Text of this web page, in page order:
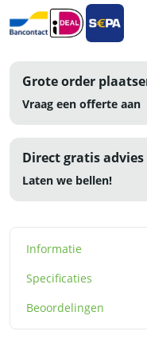
Grote order
Vraag een offerte aan
Direct gratis advies
Laten we bellen!
Informatie
Specificaties
Beoordelingen